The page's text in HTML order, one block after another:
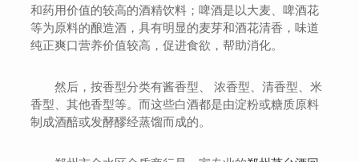
和药用价值的较高的酒精饮料；啤酒是以大麦、啤酒花
等为原料的酿造酒，具有明显的麦芽和酒花清香，味道
纯正爽口营养价值较高，促进食欲，帮助消化。
然后，按香型分类有酱香型、 浓香型、清香型、米
香型、其他香型等。而这些白酒都是由淀粉或糖质原料
制成酒醅或发酵醪经蒸馏而成的。